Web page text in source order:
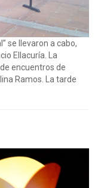
se llevaron a cabo,
Ellacuría. La
encuentros de
Ramos. La tarde